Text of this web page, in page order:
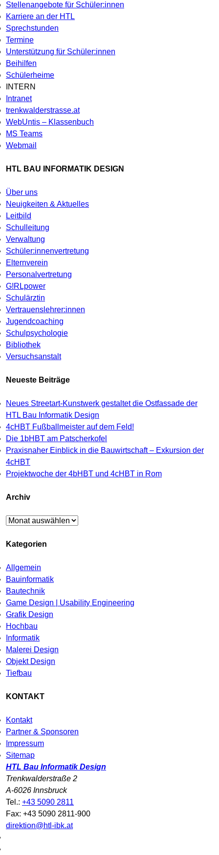
Stellenangebote für Schüler:innen
Karriere an der HTL
Sprechstunden
Termine
Unterstützung für Schüler:innen
Beihilfen
Schülerheime
INTERN
Intranet
trenkwalderstrasse.at
WebUntis – Klassenbuch
MS Teams
Webmail
HTL BAU INFORMATIK DESIGN
Über uns
Neuigkeiten & Aktuelles
Leitbild
Schulleitung
Verwaltung
Schüler:innenvertretung
Elternverein
Personalvertretung
G!RLpower
Schulärztin
Vertrauenslehrer:innen
Jugendcoaching
Schulpsychologie
Bibliothek
Versuchsanstalt
Neueste Beiträge
Neues Streetart-Kunstwerk gestaltet die Ostfassade der
HTL Bau Informatik Design
4cHBT Fußballmeister auf dem Feld!
Die 1bHBT am Patscherkofel
Praxisnaher Einblick in die Bauwirtschaft – Exkursion der
4cHBT
Projektwoche der 4bHBT und 4cHBT in Rom
Archiv
Archiv
Kategorien
Allgemein
Bauinformatik
Bautechnik
Game Design | Usability Engineering
Grafik Design
Hochbau
Informatik
Malerei Design
Objekt Design
Tiefbau
KONTAKT
Kontakt
Partner & Sponsoren
Impressum
Sitemap
HTL Bau Informatik Design
Trenkwalderstraße 2
A-6026 Innsbruck
Tel.: +43 5090 2811
Fax: +43 5090 2811-900
direktion@htl-ibk.at